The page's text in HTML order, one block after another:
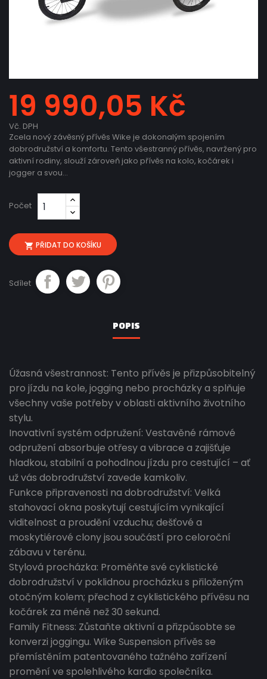
19 990,05 Kč
Vč. DPH
Zcela nový závěsný přívěs Wike je dokonalým spojením
dobrodružství a komfortu. Tento všestranný přívěs, navržený pro
aktivní rodiny, slouží zároveň jako přívěs na kolo, kočárek i
jogger a svou…
Počet
 PŘIDAT DO KOŠÍKU
Sdílet
POPIS
Úžasná všestrannost: Tento přívěs je přizpůsobitelný
pro jízdu na kole, jogging nebo procházky a splňuje
všechny vaše potřeby v oblasti aktivního životního
stylu.
Inovativní systém odpružení: Vestavěné rámové
odpružení absorbuje otřesy a vibrace a zajišťuje
hladkou, stabilní a pohodlnou jízdu pro cestující – ať
už vás dobrodružství zavede kamkoliv.
Funkce připravenosti na dobrodružství: Velká
stahovací okna poskytují cestujícím vynikající
viditelnost a proudění vzduchu; dešťové a
moskytiérové clony jsou součástí pro celoroční
zábavu v terénu.
Stylová procházka: Proměňte své cyklistické
dobrodružství v poklidnou procházku s přiloženým
otočným kolem; přechod z cyklistického přívěsu na
kočárek za méně než 30 sekund.
Family Fitness: Zůstaňte aktivní a přizpůsobte se
konverzi joggingu. Wike Suspension přívěs se
přemístěním patentovaného tažného zařízení
promění ve spolehlivého kardio společníka.